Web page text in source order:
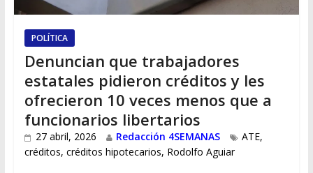
POLÍTICA
Denuncian que trabajadores
estatales pidieron créditos y les
ofrecieron 10 veces menos que a
funcionarios libertarios
27 abril, 2026 Redacción 4SEMANAS ATE,
créditos, créditos hipotecarios, Rodolfo Aguiar